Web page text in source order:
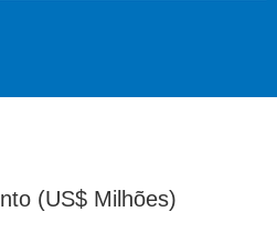
(US$ Milhões)